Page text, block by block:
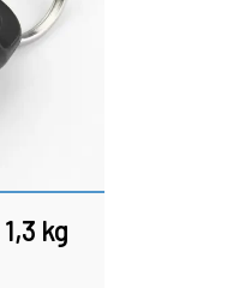
kg